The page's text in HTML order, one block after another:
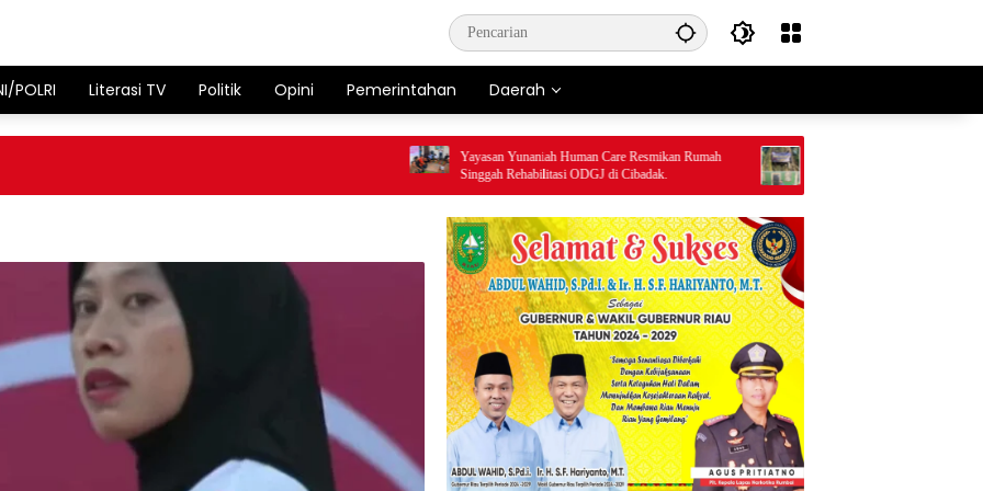
POLRI Literasi TV Politik Opini Pemerintahan Daerah
Yayasan Yunaniah Human Care Resmikan Rumah
Singgah Rehabilitasi ODGJ di Cibadak.
Wisata Religi Makam Jaksa Pamutus
Dikunjungi Warga Lokal dan Luarkota